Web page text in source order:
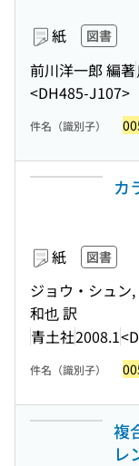
紙 図書
前川洋一郎 編著
<DH485-J107>
件名（識別子）
カ
紙 図書
ジョウ・シュン
和也 訳
青土社2008.1
件名（識別子）
複
レ